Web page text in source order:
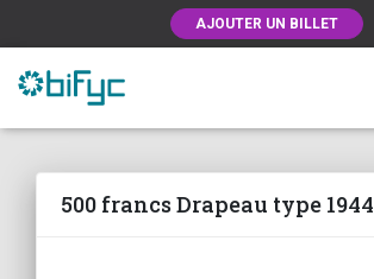
AJOUTER UN BILLET
500 francs Drapeau type 1944